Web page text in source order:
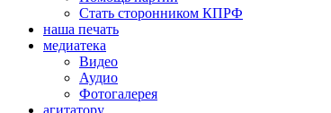
Стать сторонником КПРФ
наша печать
медиатека
Видео
Аудио
Фотогалерея
агитатору